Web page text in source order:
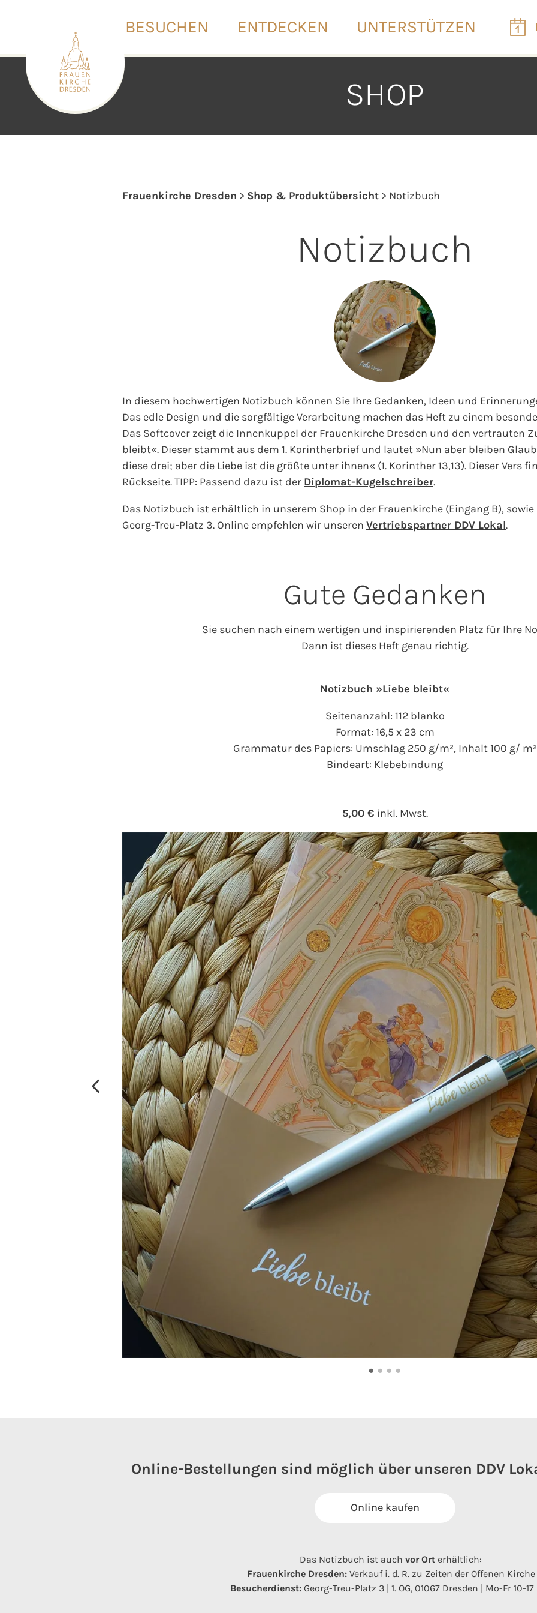
BESUCHEN ENTDECKEN UNTERSTÜTZEN
SHOP
Frauenkirche Dresden > Shop & Produktübersicht > Notizbuch
Notizbuch
In diesem hochwertigen Notizbuch können Sie Ihre Gedanken, Ideen und
Das edle Design und die sorgfältige Verarbeitung machen das Heft zu einem
Das Softcover zeigt die Innenkuppel der Frauenkirche Dresden und den vertrauten
bleibt«. Dieser stammt aus dem 1. Korintherbrief und lautet »Nun aber bleiben
diese drei; aber die Liebe ist die größte unter ihnen« (1. Korinther 13,13). Dieser Vers
Rückseite. TIPP: Passend dazu ist der Diplomat-Kugelschreiber.
Das Notizbuch ist erhältlich in unserem Shop in der Frauenkirche (Eingang B),
Georg-Treu-Platz 3. Online empfehlen wir unseren Vertriebspartner DDV Lokal.
Gute Gedanken
Sie suchen nach einem wertigen und inspirierenden Platz für Ihre
Dann ist dieses Heft genau richtig.
Notizbuch »Liebe bleibt«
Seitenanzahl: 112 blanko
Format: 16,5 x 23 cm
Grammatur des Papiers: Umschlag 250 g/m², Inhalt 100 g/ m²
Bindeart: Klebebindung
5,00 € inkl. Mwst.
• • • •
Online-Bestellungen sind möglich über unseren DDV
Online kaufen
Das Notizbuch ist auch vor Ort erhältlich:
Frauenkirche Dresden:Verkauf i. d. R. zu Zeiten der Offenen Kirche
Besucherdienst:Georg-Treu-Platz 3 | 1. OG, 01067 Dresden | Mo-Fr 10-17